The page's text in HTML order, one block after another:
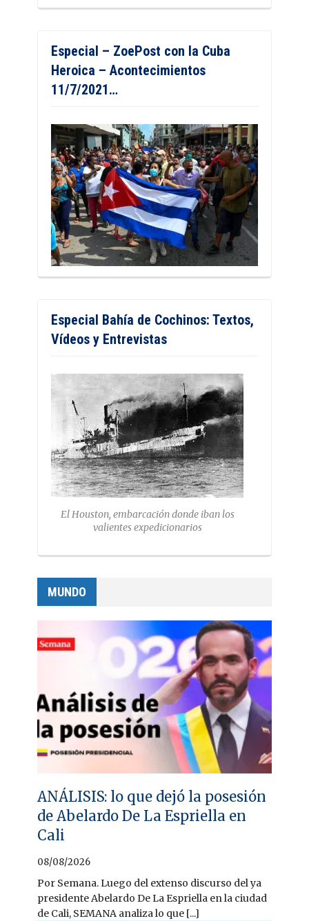
Especial – ZoePost con la Cuba
Heroica – Acontecimientos
11/7/2021…
Especial Bahía de Cochinos: Textos,
Vídeos y Entrevistas
El Houston, embarcación donde iban los
valientes expedicionarios
MUNDO
ANÁLISIS: lo que dejó la posesión
de Abelardo De La Espriella en
Cali
08/08/2026
Por Semana. Luego del extenso discurso del ya
presidente Abelardo De La Espriella en la ciudad
de Cali, SEMANA analiza lo que [...]